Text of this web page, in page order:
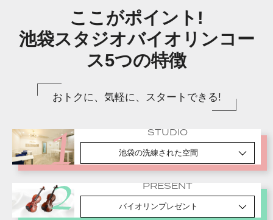
ここがポイント!
池袋スタジオバイオリンコー
ス5つの特徴
おトクに、気軽に、スタートできる!
STUDIO
池袋の洗練された空間
PRESENT
バイオリンプレゼント